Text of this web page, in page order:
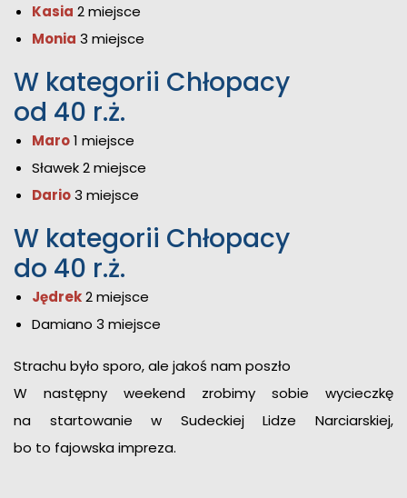
Kasia 2 miejsce
Monia 3 miejsce
W kategorii Chłopacy
od 40 r.ż.
Maro1 miejsce
Sławek 2 miejsce
Dario3 miejsce
W kategorii Chłopacy
do 40 r.ż.
Jędrek2 miejsce
Damiano 3 miejsce
Strachu było sporo, ale jakoś nam poszło
W następny weekend zrobimy sobie wycieczkę
na startowanie w Sudeckiej Lidze Narciarskiej,
bo to fajowska impreza.